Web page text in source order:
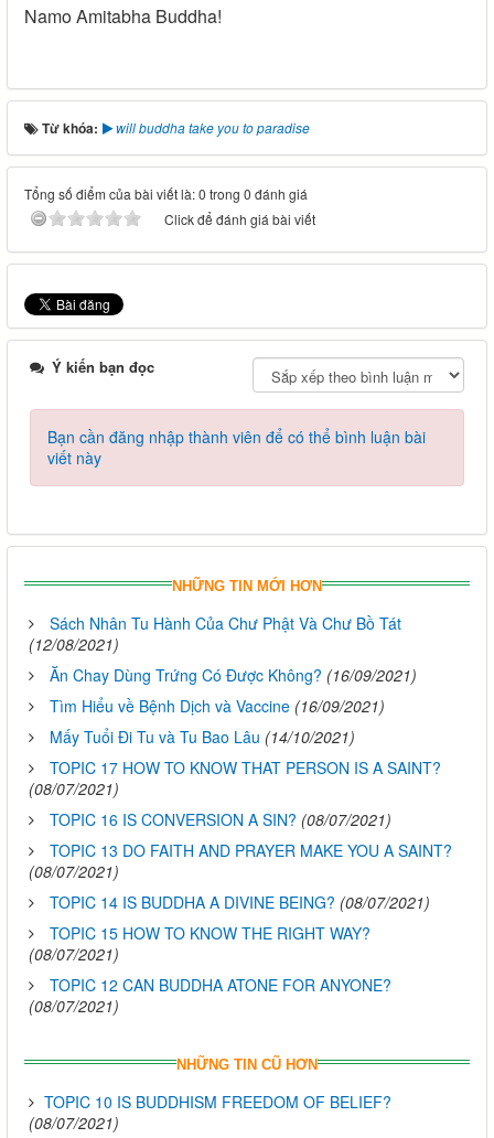
Namo Amitabha Buddha!
Từ khóa: will buddha take you to paradise
Tổng số điểm của bài viết là: 0 trong 0 đánh giá
Click để đánh giá bài viết
Ý kiến bạn đọc
Bạn cần đăng nhập thành viên để có thể bình luận bài
viết này
NHỮNG TIN MỚI HƠN
Sách Nhân Tu Hành Của Chư Phật Và Chư Bồ Tát
(12/08/2021)
Ăn Chay Dùng Trứng Có Được Không? (16/09/2021)
Tìm Hiểu về Bệnh Dịch và Vaccine (16/09/2021)
Mấy Tuổi Đi Tu và Tu Bao Lâu (14/10/2021)
TOPIC 17 HOW TO KNOW THAT PERSON IS A SAINT?
(08/07/2021)
TOPIC 16 IS CONVERSION A SIN? (08/07/2021)
TOPIC 13 DO FAITH AND PRAYER MAKE YOU A SAINT?
(08/07/2021)
TOPIC 14 IS BUDDHA A DIVINE BEING? (08/07/2021)
TOPIC 15 HOW TO KNOW THE RIGHT WAY?
(08/07/2021)
TOPIC 12 CAN BUDDHA ATONE FOR ANYONE?
(08/07/2021)
NHỮNG TIN CŨ HƠN
TOPIC 10 IS BUDDHISM FREEDOM OF BELIEF?
(08/07/2021)